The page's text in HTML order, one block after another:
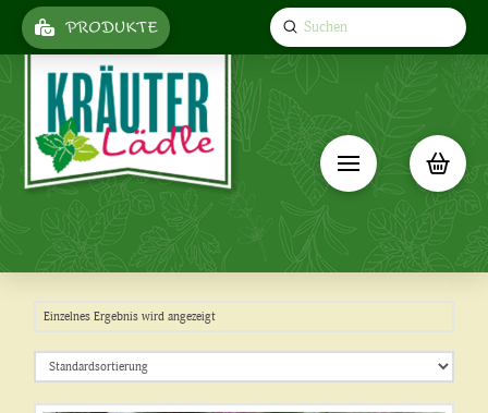
PRODUKTE Search
Submit
Einzelnes Ergebnis wird angezeigt